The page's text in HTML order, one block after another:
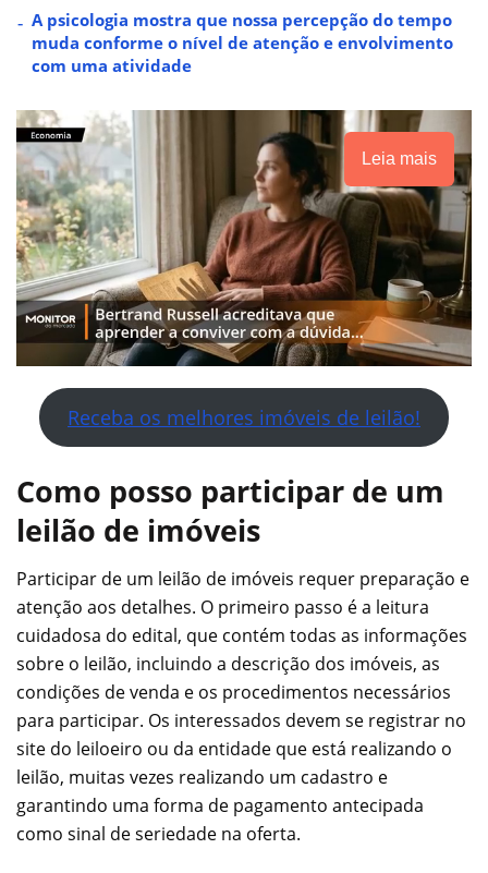
A psicologia mostra que nossa percepção do tempo
muda conforme o nível de atenção e envolvimento
com uma atividade
Leia mais
Receba os melhores imóveis de leilão!
Como posso participar de um
leilão de imóveis
Participar de um leilão de imóveis requer preparação e
atenção aos detalhes. O primeiro passo é a leitura
cuidadosa do edital, que contém todas as informações
sobre o leilão, incluindo a descrição dos imóveis, as
condições de venda e os procedimentos necessários
para participar. Os interessados devem se registrar no
site do leiloeiro ou da entidade que está realizando o
leilão, muitas vezes realizando um cadastro e
garantindo uma forma de pagamento antecipada
como sinal de seriedade na oferta.